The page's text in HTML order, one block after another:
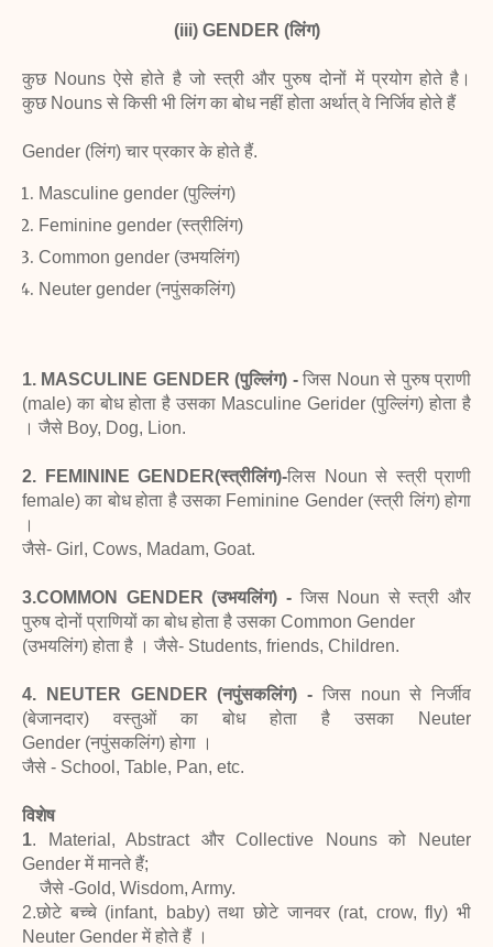
(iii) GENDER (लिंग)
कुछ Nouns ऐसे होते है जो स्त्री और पुरुष दोनों में प्रयोग होते है।
कुछ Nouns से किसी भी लिंग का बोध नहीं होता अर्थात् वे निर्जिव होते हैं
Gender (लिंग) चार प्रकार के होते हैं.
Masculine gender (पुल्लिंग)
Feminine gender (स्त्रीलिंग)
Common gender (उभयलिंग)
Neuter gender (नपुंसकलिंग)
1. MASCULINE GENDER (पुल्लिंग) -जिस Noun से पुरुष प्राणी
(male) का बोध होता है उसका Masculine Gerider (पुल्लिंग) होता है
। जैसे Boy, Dog, Lion.
2. FEMININE GENDER(स्त्रीलिंग)-लिस Noun से स्त्री प्राणी
female) का बोध होता है उसका Feminine Gender (स्त्री लिंग) होगा
।
जैसे- Girl, Cows, Madam, Goat.
3.COMMON GENDER (उभयलिंग) -जिस Noun से स्त्री और
पुरुष दोनों प्राणियों का बोध होता है उसका Common Gender
(उभयलिंग) होता है । जैसे- Students, friends, Children.
4. NEUTER GENDER (नपुंसकलिंग) - जिस noun से निर्जीव
(बेजानदार) वस्तुओं का बोध होता है उसका Neuter
Gender (नपुंसकलिंग) होगा ।
जैसे - School, Table, Pan, etc.
विशेष
1. Material, Abstract और Collective Nouns को Neuter
Gender में मानते हैं;
जैसे -Gold, Wisdom, Army.
2.छोटे बच्चे (infant, baby) तथा छोटे जानवर (rat, crow, fly) भी
Neuter Gender में होते हैं ।